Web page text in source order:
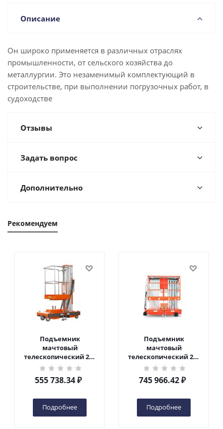
Описание
Он широко применяется в различных отраслях
промышленности, от сельского хозяйства до
металлургии. Это незаменимый комплектующий в
строительстве, при выполнении погрузочных работ, в
судоходстве
Отзывы
Задать вопрос
Дополнительно
Рекомендуем
Подъемник
мачтовый
телескопический 200
кг 6 м TOR GTWY6-200S
DC 2-мачтовый
(автономный) (G) в
555 738.34₽
Подробнее
Подъемник
мачтовый
телескопический 200
кг 10 м TOR GTWY10-
200S DC 2-мачтовый
(автономный) (N) в
745 966.42₽
Подробнее